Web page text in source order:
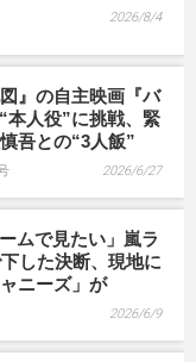
2026/8/4
』の自主映画『バ
人役”に挑戦、緊
吾との“3人飯”
2026/6/27
ムで見たい」嵐ラ
した決断、現地に
ニーズ」が
2026/6/9